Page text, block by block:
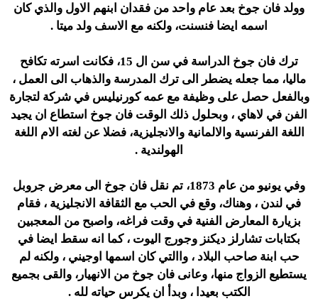
وولد فان جوخ بعد عام واحد من فقدان ابنهم الاول والذي كان
اسمه ايضا فنسنت، ولكنه مع الاسف ولد ميتا .
ترك فان جوخ الدراسة في سن ال 15، فكانت اسرته تكافح
ماليا، مما جعله يضطر الى ترك المدرسة والذهاب الى العمل ،
وبالفعل حصل على وظيفة مع عمه كورنيليس في شركة لتجارة
الفن في لاهاي ، وبحلول ذلك الوقت فان جوخ استطاع ان يجيد
اللغة الفرنسية والالمانية والانجليزية، فضلا عن لغته الام اللغة
الهولندية .
وفي يونيو من عام 1873، تم نقل فان جوخ الى معرض جروبل
في لندن ، وهناك، وقع في الحب مع الثقافة الانجليزية ، فقام
بزيارة المعارض الفنية في وقت فراغه، واصبح من المعجبين
بكتابات تشارلز ديكنز وجورج اليوت ، كما انه سقط ايضا في
حب ابنة صاحب البلاد ، واالتي كان اسمها اوجيني ، ولكنه لم
يستطيع الزواج منها، وعانى فان جوخ من الانهيار، والقى بجميع
الكتب بعيدا ، وبدأ ان يكرس حياته لله .